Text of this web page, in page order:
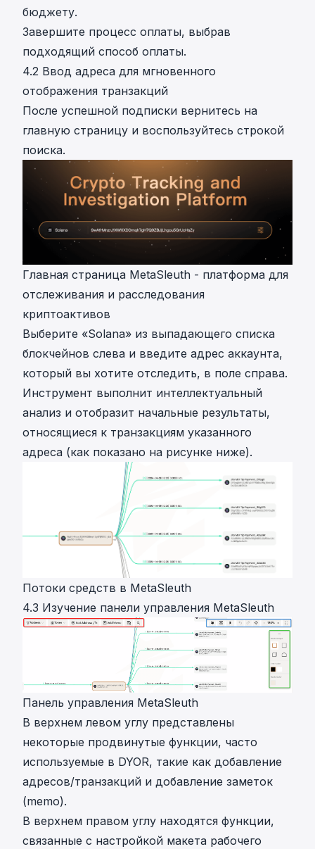
бюджету.
Завершите процесс оплаты, выбрав
подходящий способ оплаты.
4.2 Ввод адреса для мгновенного
отображения транзакций
После успешной подписки вернитесь на
главную страницу и воспользуйтесь строкой
поиска.
Главная страница MetaSleuth - платформа для
отслеживания и расследования
криптоактивов
Выберите «Solana» из выпадающего списка
блокчейнов слева и введите адрес аккаунта,
который вы хотите отследить, в поле справа.
Инструмент выполнит интеллектуальный
анализ и отобразит начальные результаты,
относящиеся к транзакциям указанного
адреса (как показано на рисунке ниже).
Потоки средств в MetaSleuth
4.3 Изучение панели управления MetaSleuth
Панель управления MetaSleuth
В верхнем левом углу представлены
некоторые продвинутые функции, часто
используемые в DYOR, такие как добавление
адресов/транзакций и добавление заметок
(memo).
В верхнем правом углу находятся функции,
связанные с настройкой макета рабочего